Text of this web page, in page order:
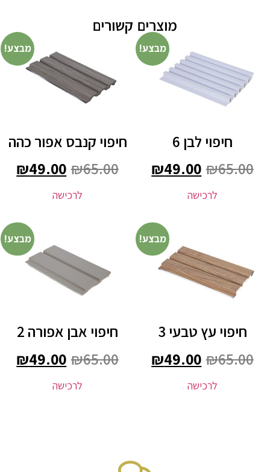
מוצרים קשורים
מבצע!
חיפוי לבן 6
₪65.00
₪49.00
לרכישה
מבצע!
חיפוי קנבס אפור כהה
₪65.00
₪49.00
לרכישה
מבצע!
חיפוי עץ טבעי 3
₪65.00
₪49.00
לרכישה
מבצע!
חיפוי אבן אפורה 2
₪65.00
₪49.00
לרכישה